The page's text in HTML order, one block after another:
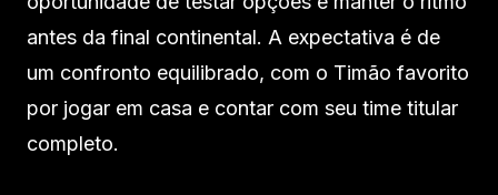
antes da final continental. A expectativa é de
um confronto equilibrado, com o Timão favorito
por jogar em casa e contar com seu time titular
completo.